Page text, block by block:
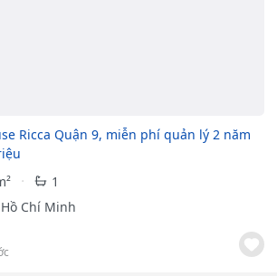
Ricca Quận 9, miễn phí quản lý 2 năm
1
Chí Minh